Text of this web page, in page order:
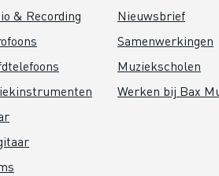
& Recording
Nieuwsbrief
Samenwerkingen
Muziekscholen
Werken bij Bax